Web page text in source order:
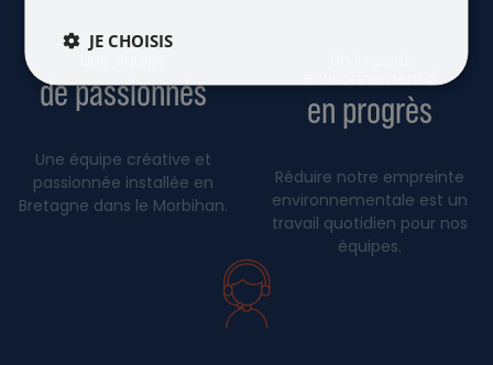
de passionnés
Une équipe créative et
passionnée installée en
Bretagne dans le Morbihan.
en progrès
Réduire notre empreinte
environnementale est un
travail quotidien pour nos
équipes.
JE CHOISIS